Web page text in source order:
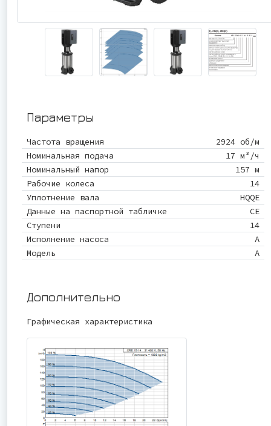
Параметры
Частота вращения
2924 об/м
Номинальная подача
17 м³/ч
Номинальный напор
157 м
Рабочие колеса
14
Уплотнение вала
HQQE
Данные на паспортной табличке
CE
Ступени
14
Исполнение насоса
A
Модель
A
Дополнительно
Графическая характеристика